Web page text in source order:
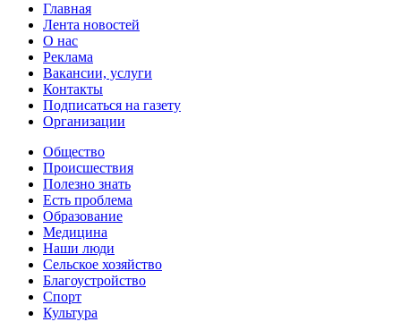
Главная
Лента новостей
О нас
Реклама
Вакансии, услуги
Контакты
Подписаться на газету
Организации
Общество
Происшествия
Полезно знать
Есть проблема
Образование
Медицина
Наши люди
Сельское хозяйство
Благоустройство
Спорт
Культура